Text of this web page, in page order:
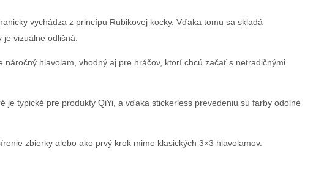
vychádza z princípu Rubikovej kocky. Vďaka tomu sa skladá
vizuálne odlišná.
hlavolam, vhodný aj pre hráčov, ktorí chcú začať s netradičnými
je typické pre produkty QiYi, a vďaka stickerless prevedeniu sú farby odolné
zbierky alebo ako prvý krok mimo klasických 3×3 hlavolamov.